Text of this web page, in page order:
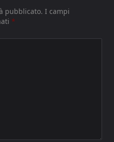
pubblicato. I campi
*